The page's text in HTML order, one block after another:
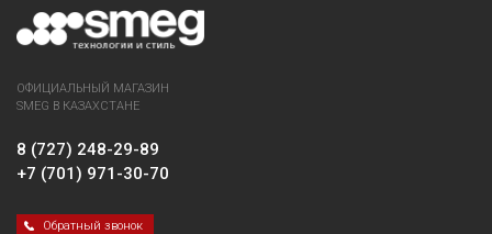
ОФИЦИАЛЬНЫЙ МАГАЗИН
SMEG В КАЗАХСТАНЕ
8 (727) 248-29-89
+7 (701) 971-30-70
Обратный звонок